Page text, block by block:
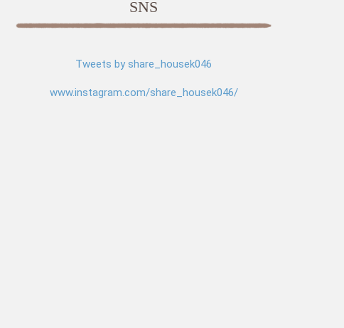
SNS
Tweets by share_housek046
www.instagram.com/share_housek046/